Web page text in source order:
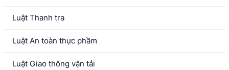
Luật Thanh tra
Luật An toàn thực phầm
Luật Giao thông vận tải